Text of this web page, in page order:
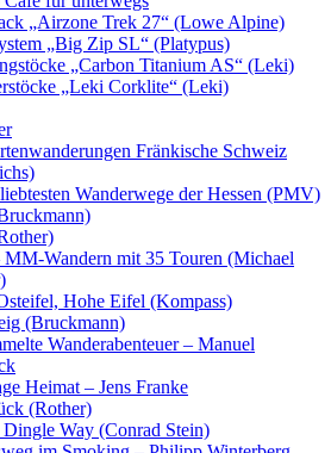
„Airzone Trek 27“ (Lowe Alpine)
„Big Zip SL“ (Platypus)
„Carbon Titanium AS“ (Leki)
„Leki Corklite“ (Leki)
Fränkische Schweiz
Wanderwege der Hessen (PMV)
Wandern mit 35 Touren (Michael
Hohe Eifel (Kompass)
(Bruckmann)
Wanderabenteuer – Manuel
Heimat – Jens Franke
(Rother)
Way (Conrad Stein)